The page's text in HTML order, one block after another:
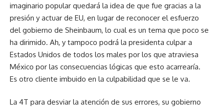
imaginario popular quedará la idea de que fue gracias a la
presión y actuar de EU, en lugar de reconocer el esfuerzo
del gobierno de Sheinbaum, lo cual es un tema que poco se
ha dirimido. Ah, y tampoco podrá la presidenta culpar a
Estados Unidos de todos los males por los que atraviesa
México por las consecuencias lógicas que esto acarrearía.
Es otro cliente imbuido en la culpabilidad que se le va.
La 4T para desviar la atención de sus errores, su gobierno